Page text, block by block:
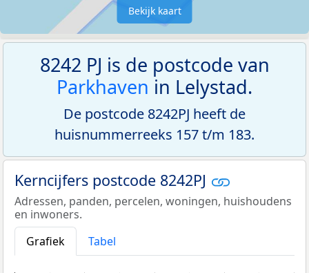
Bekijk kaart
8242 PJ is de postcode van
Parkhaven in Lelystad.
De postcode 8242PJ heeft de
huisnummerreeks 157 t/m 183.
Kerncijfers postcode 8242PJ
Adressen, panden, percelen, woningen, huishoudens
en inwoners.
Grafiek
Tabel